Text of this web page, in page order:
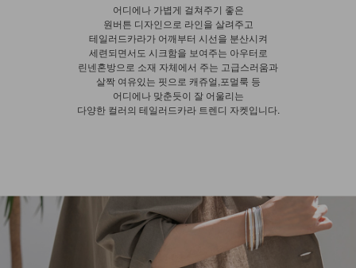
어디에나 가볍게 걸쳐주기 좋은
원버튼 디자인으로 라인을 살려주고
테일러드카라가 어깨부터 시선을 분산시켜
세련되면서도 시크함을 보여주는 아우터로
린넨혼방으로 소재 자체에서 주는 고급스러움과
살짝 여유있는 핏으로 캐쥬얼,포멀룩 등
어디에나 맞춘듯이 잘 어울리는
다양한 컬러의 테일러드카라 트렌디 자켓입니다.